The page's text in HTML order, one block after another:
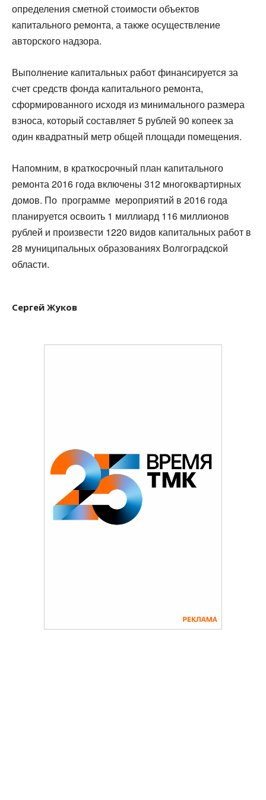
определения сметной стоимости объектов
капитального ремонта, а также осуществление
авторского надзора.
Выполнение капитальных работ финансируется за
счет средств фонда капитального ремонта,
сформированного исходя из минимального размера
взноса, который составляет 5 рублей 90 копеек за
один квадратный метр общей площади помещения.
Напомним, в краткосрочный план капитального
ремонта 2016 года включены 312 многоквартирных
домов. По программе мероприятий в 2016 года
планируется освоить 1 миллиард 116 миллионов
рублей и произвести 1220 видов капитальных работ в
28 муниципальных образованиях Волгоградской
области.
Сергей Жуков